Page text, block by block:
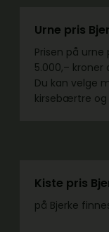
Urne pris
Prisen på urne
5.000,–
Du kan velge
kirsebærtre og
Kiste pris
på Bjerke